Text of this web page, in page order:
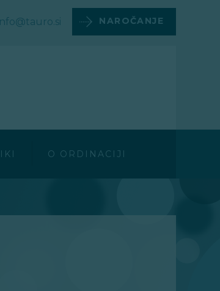
NAROČANJE
O ORDINACIJI